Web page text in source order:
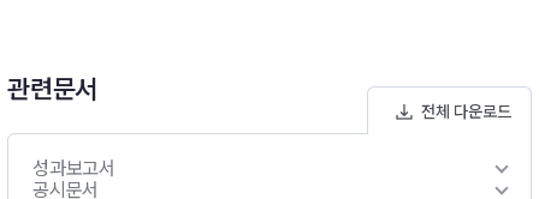
관련문서
전체 다운로드
성과보고서
공시문서